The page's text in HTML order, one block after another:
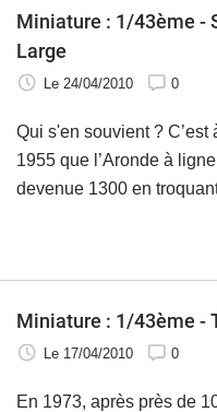
Miniature : 1/43ème -
Large
Le 24/04/2010 0
Qui s'en souvient ?
1955 que l’Aronde à
devenue 1300 en
Miniature : 1/43ème -
Le 17/04/2010 0
En 1973, après près de